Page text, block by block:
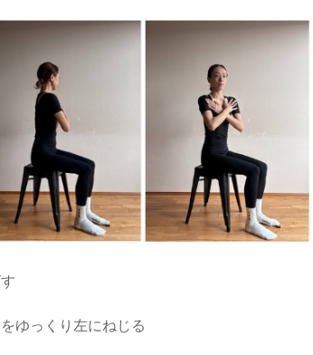
ゆっくり左にねじる